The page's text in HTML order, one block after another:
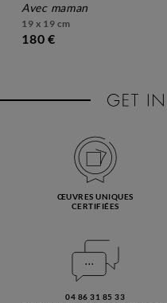
avec maman
19 x 19 cm
180 €
ŒUVRES UNIQUES
CERTIFIÉES
04 86 31 85 33